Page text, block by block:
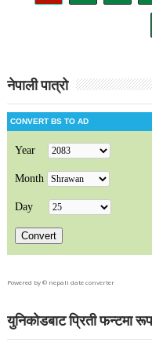
नेपाली पात्रो
Powered by © nepali date converter
युनिकोडबाट प्रिती फन्टमा